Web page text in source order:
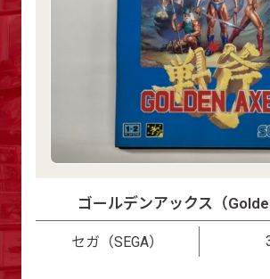
ゴールデンアックス（
セガ（SEGA）